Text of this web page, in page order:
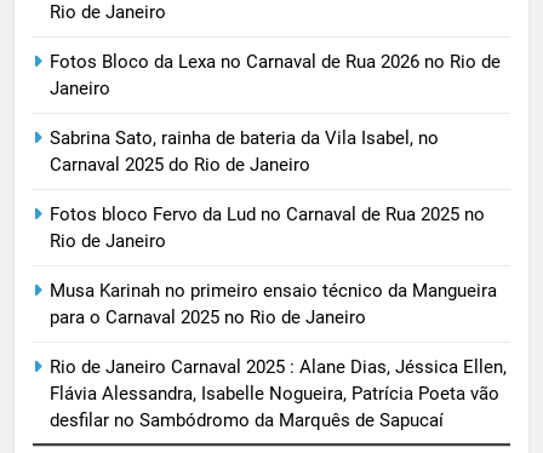
Rio de Janeiro
Fotos Bloco da Lexa no Carnaval de Rua 2026 no Rio de
Janeiro
Sabrina Sato, rainha de bateria da Vila Isabel, no
Carnaval 2025 do Rio de Janeiro
Fotos bloco Fervo da Lud no Carnaval de Rua 2025 no
Rio de Janeiro
Musa Karinah no primeiro ensaio técnico da Mangueira
para o Carnaval 2025 no Rio de Janeiro
Rio de Janeiro Carnaval 2025 : Alane Dias, Jéssica Ellen,
Flávia Alessandra, Isabelle Nogueira, Patrícia Poeta vão
desfilar no Sambódromo da Marquês de Sapucaí